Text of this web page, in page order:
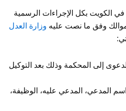
الكويت بكل الإجراءات الرسمية
وفق ما نصت عليه وزارة العدل
إلى المحكمة وذلك بعد التوكيل
المدعي، المدعي عليه، الوظيفة،